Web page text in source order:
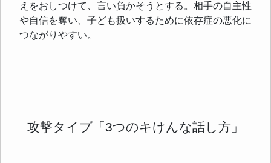
えをおしつけて、言い負かそうとする。相手の自主性
や自信を奪い、子ども扱いするために依存症の悪化に
つながりやすい。
攻撃タイプ「3つのキけんな話し方」